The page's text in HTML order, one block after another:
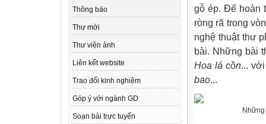
Thông báo
Thư mời
Thư viện ảnh
Liên kết website
Trao đổi kinh nghiệm
Góp ý với ngành GD
Soạn bài trực tuyến
gỗ ép. Để hoàn
ròng rã trong
nghệ thuật thư
bài. Những bài
Hoa lá cồn...
bao...